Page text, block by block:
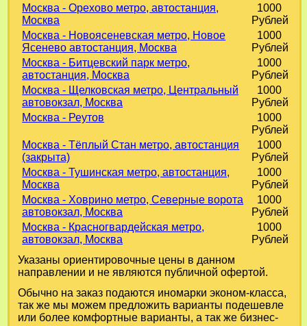
Москва - Орехово метро, автостанция,
Москва
1000
Рублей
Москва - Новоясеневская метро, Новое
Ясенево автостанция, Москва
1000
Рублей
Москва - Битцевский парк метро,
автостанция, Москва
1000
Рублей
Москва - Щелковская метро, Центральный
автовокзал, Москва
1000
Рублей
Москва - Реутов
1000
Рублей
Москва - Тёплый Стан метро, автостанция
(закрыта)
1000
Рублей
Москва - Тушинская метро, автостанция,
Москва
1000
Рублей
Москва - Ховрино метро, Северные ворота
автовокзал, Москва
1000
Рублей
Москва - Красногвардейская метро,
автовокзал, Москва
1000
Рублей
Указаны ориентировочные цены в данном
направлении и не являются публичной офертой.
Обычно на заказ подаются иномарки эконом-класса,
так же мы можем предложить варианты подешевле
или более комфортные варианты, а так же бизнес-